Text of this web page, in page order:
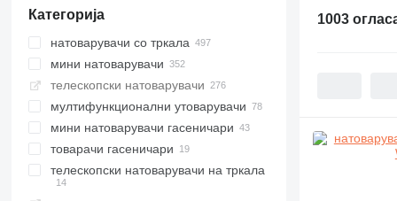
Категорија
натоварувачи со тркала
мини натоварувачи
телескопски натоварувачи
мултифункционални утоварувачи
мини натоварувачи гасеничари
товарачи гасеничари
телескопски натоварувачи на тркала
1003